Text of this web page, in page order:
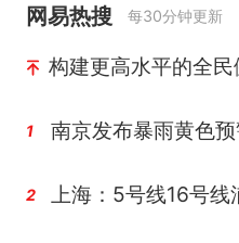
网易热搜 每30分钟更新
构建更高水平的全
1 南京发布暴雨黄色
2